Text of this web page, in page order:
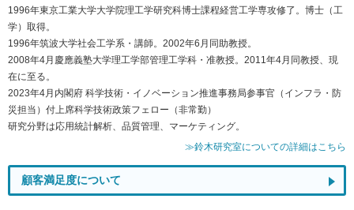
1996年東京工業大学大学院理工学研究科博士課程経営工学専攻修了。博士（工
学）取得。
1996年筑波大学社会工学系・講師。2002年6月同助教授。
2008年4月慶應義塾大学理工学部管理工学科・准教授。2011年4月同教授、現
在に至る。
2023年4月内閣府 科学技術・イノベーション推進事務局参事官（インフラ・防
災担当）付上席科学技術政策フェロー（非常勤）
研究分野は応用統計解析、品質管理、マーケティング。
≫鈴木研究室についての詳細はこちら
顧客満足度について